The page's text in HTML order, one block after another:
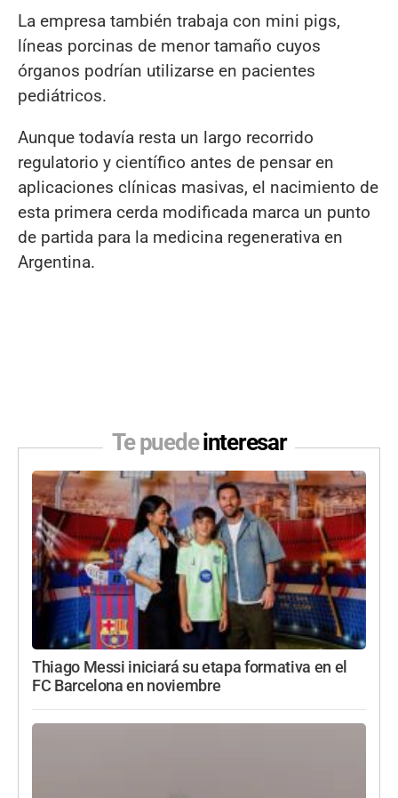
La empresa también trabaja con mini pigs,
líneas porcinas de menor tamaño cuyos
órganos podrían utilizarse en pacientes
pediátricos.
Aunque todavía resta un largo recorrido
regulatorio y científico antes de pensar en
aplicaciones clínicas masivas, el nacimiento de
esta primera cerda modificada marca un punto
de partida para la medicina regenerativa en
Argentina.
Te puedeinteresar
Thiago Messi iniciará su etapa formativa en el
FC Barcelona en noviembre